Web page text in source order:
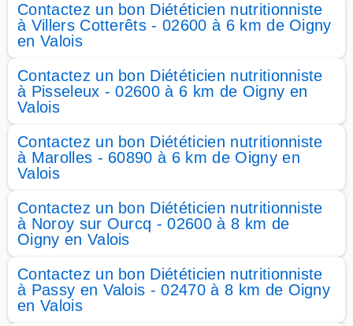
Contactez un bon Diététicien nutritionniste
à Villers Cotterêts - 02600 à 6 km de Oigny
en Valois
Contactez un bon Diététicien nutritionniste
à Pisseleux - 02600 à 6 km de Oigny en
Valois
Contactez un bon Diététicien nutritionniste
à Marolles - 60890 à 6 km de Oigny en
Valois
Contactez un bon Diététicien nutritionniste
à Noroy sur Ourcq - 02600 à 8 km de
Oigny en Valois
Contactez un bon Diététicien nutritionniste
à Passy en Valois - 02470 à 8 km de Oigny
en Valois